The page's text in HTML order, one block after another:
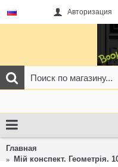
Авторизация
Главная
Мій конспект. Геометрія.